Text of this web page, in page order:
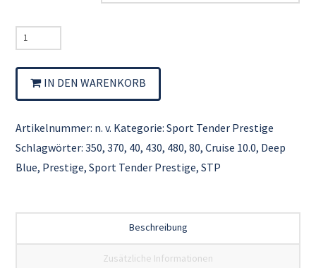
Sport
Tender
Prestige
IN DEN WARENKORB
Artikelnummer: n. v. Kategorie:Sport Tender Prestige
Schlagwörter:350,370, 40, 430, 480,80,Cruise 10.0, Deep
Blue, Prestige,Sport Tender Prestige,STP
Beschreibung
Zusätzliche Informationen